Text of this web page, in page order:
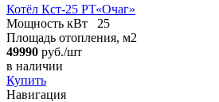
Котёл Кст-25 РТ«Очаг»
Мощность кВт
25
Площадь отопления, м2
49990 руб./шт
в наличии
Купить
Навигация